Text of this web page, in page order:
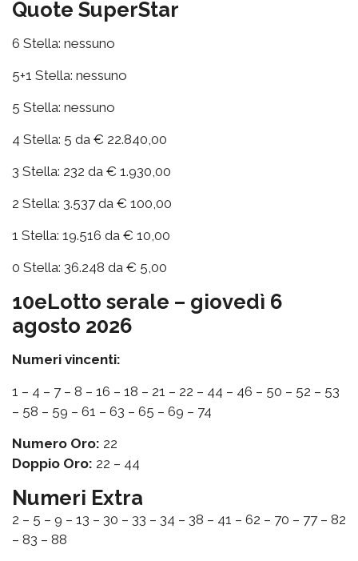
Quote SuperStar
6 Stella: nessuno
5+1 Stella: nessuno
5 Stella: nessuno
4 Stella: 5 da € 22.840,00
3 Stella: 232 da € 1.930,00
2 Stella: 3.537 da € 100,00
1 Stella: 19.516 da € 10,00
0 Stella: 36.248 da € 5,00
10eLotto serale – giovedì 6
agosto 2026
Numeri vincenti:
1 – 4 – 7 – 8 – 16 – 18 – 21 – 22 – 44 – 46 – 50 – 52 – 53
– 58 – 59 – 61 – 63 – 65 – 69 – 74
Numero Oro: 22
Doppio Oro: 22 – 44
Numeri Extra
2 – 5 – 9 – 13 – 30 – 33 – 34 – 38 – 41 – 62 – 70 – 77 – 82
– 83 – 88